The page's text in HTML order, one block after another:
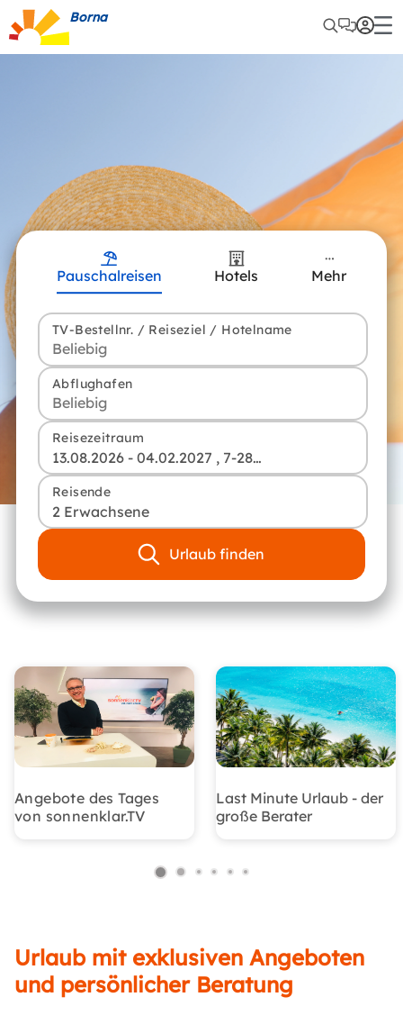
Borna
Pauschalreisen Hotels Mehr
TV-Bestellnr. / Reiseziel / Hotelname
Abflughafen
Reisezeitraum
13.08.2026 - 04.02.2027 , 7-28 Tage
Reisende
2 Erwachsene
Urlaub finden
Angebote des Tages
von sonnenklar.TV
Last Minute Urlaub - der
große Berater
Urlaub mit exklusiven Angeboten
und persönlicher Beratung